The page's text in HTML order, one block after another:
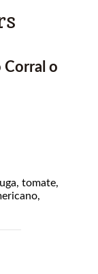
Corral o
tomate,